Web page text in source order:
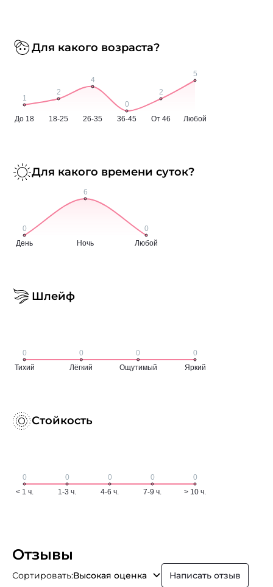
Для какого возраста?
Для какого времени суток?
Шлейф
Стойкость
Отзывы
Сортировать:Высокая оценка Написать отзыв